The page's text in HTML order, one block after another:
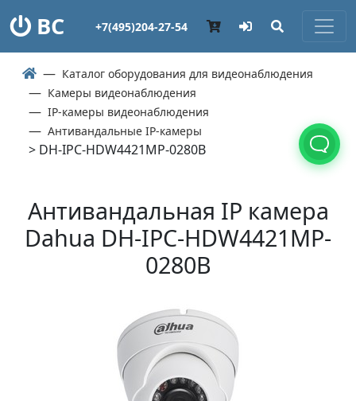
ВС +7(495)204-27-54
Каталог оборудования для видеонаблюдения
Камеры видеонаблюдения
IP-камеры видеонаблюдения
Антивандальные IP-камеры
> DH-IPC-HDW4421MP-0280B
Антивандальная IP камера
Dahua DH-IPC-HDW4421MP-
0280B